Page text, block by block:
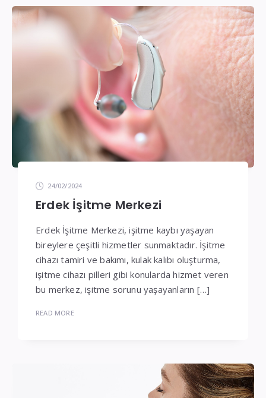
24/02/2024
Erdek İşitme Merkezi
Erdek İşitme Merkezi, işitme kaybı yaşayan
bireylere çeşitli hizmetler sunmaktadır. İşitme
cihazı tamiri ve bakımı, kulak kalıbı oluşturma,
işitme cihazı pilleri gibi konularda hizmet veren
bu merkez, işitme sorunu yaşayanların […]
READ MORE